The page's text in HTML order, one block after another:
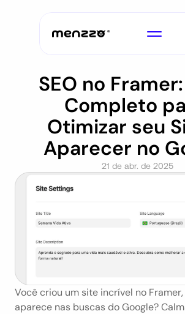
SEO no
Completo
Otimizar seu
Aparecer no
21 de abr. de 2025
Você criou um site incrível no
aparece nas buscas do Google?